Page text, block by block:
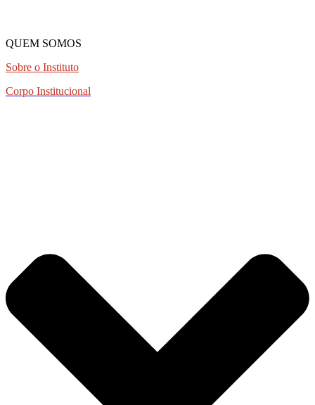
QUEM SOMOS
Sobre o Instituto
Corpo Institucional